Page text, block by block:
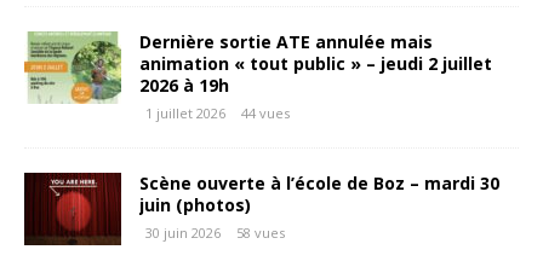
Dernière sortie ATE annulée mais
animation « tout public » – jeudi 2 juillet
2026 à 19h
1 juillet 2026 44 vues
Scène ouverte à l’école de Boz – mardi 30
juin (photos)
30 juin 2026 58 vues